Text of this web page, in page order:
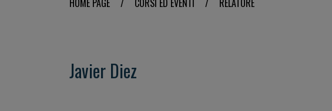
HOME PAGE / CORSI ED EVENTI / RELATORE
Javier Diez